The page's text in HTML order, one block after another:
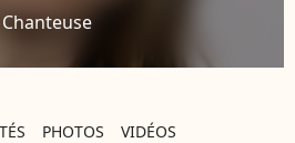
Chanteuse
PHOTOS VIDÉOS